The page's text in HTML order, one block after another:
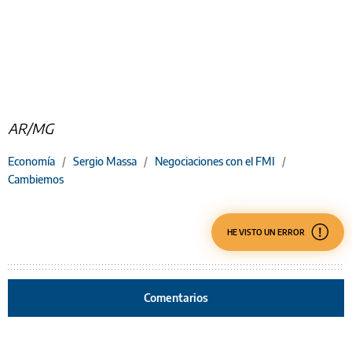
AR/MG
Economía / Sergio Massa / Negociaciones con el FMI
/
Cambiemos
HE VISTO UN ERROR
Comentarios